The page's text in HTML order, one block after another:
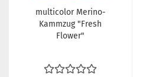
multicolor Merino-
Kammzug "Fresh
Flower"